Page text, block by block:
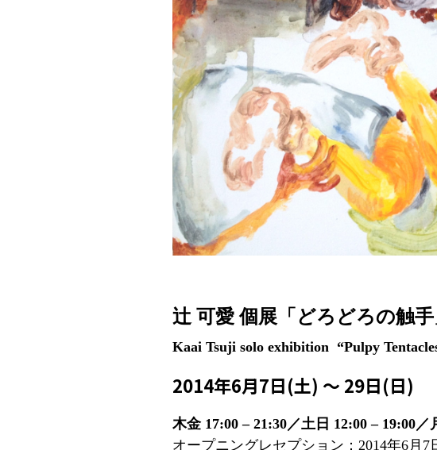
辻 可愛 個展 「どろどろの触手
Kaai Tsuji solo exhibition “Pulpy
2014年6月7日(土) 〜 29日(日)
木金 17:00 – 21:30／土日 12:00 – 19:00
オープニングレセプション：2014年6月7